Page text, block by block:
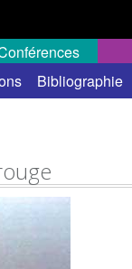
Bibliographie